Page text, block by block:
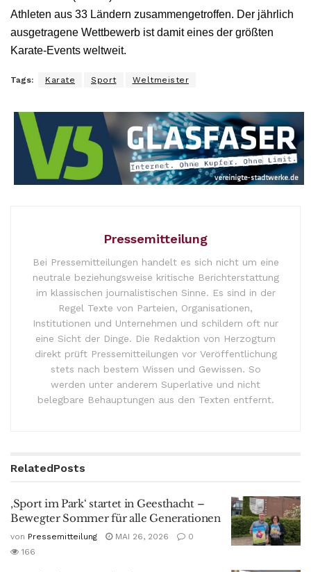
Athleten aus 33 Ländern zusammengetroffen. Der jährlich
ausgetragene Wettbewerb ist damit eines der größten
Karate-Events weltweit.
Tags: Karate Sport Weltmeister
Pressemitteilung
Bei Pressemitteilungen handelt es sich nicht um eine
neutrale beziehungsweise kritische Berichterstattung
im klassischen journalistischen Sinne. Es sind in der
Regel Texte von Parteien, Organisationen,
Institutionen und Unternehmen und schildern oft nur
eine Sicht der Dinge. Die Redaktion von Herzogtum
direkt prüft Pressemitteilungen vor Veröffentlichung
stets nach bestem Wissen und Gewissen. So
werden unter anderem Superlative und nicht
belegbare Behauptungen aus den Texten entfernt.
RelatedPosts
‚Sport im Park‘ startet in Geesthacht –
Bewegter Sommer für alle Generationen
von Pressemitteilung MAI 26, 2026
0
166